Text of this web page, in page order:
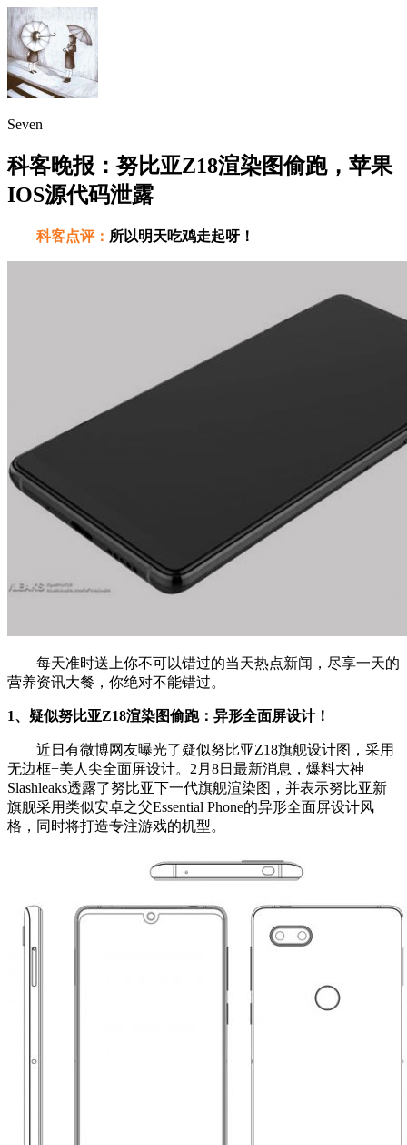
Seven
科客晚报：努比亚Z18渲染图偷跑，苹果
IOS源代码泄露
科客点评： 所以明天吃鸡走起呀！
每天准时送上你不可以错过的当天热点新闻，尽享一天的
营养资讯大餐，你绝对不能错过。
1、疑似努比亚Z18渲染图偷跑：异形全面屏设计！
近日有微博网友曝光了疑似努比亚Z18旗舰设计图，采用
无边框+美人尖全面屏设计。2月8日最新消息，爆料大神
Slashleaks透露了努比亚下一代旗舰渲染图，并表示努比亚新
旗舰采用类似安卓之父Essential Phone的异形全面屏设计风
格，同时将打造专注游戏的机型。